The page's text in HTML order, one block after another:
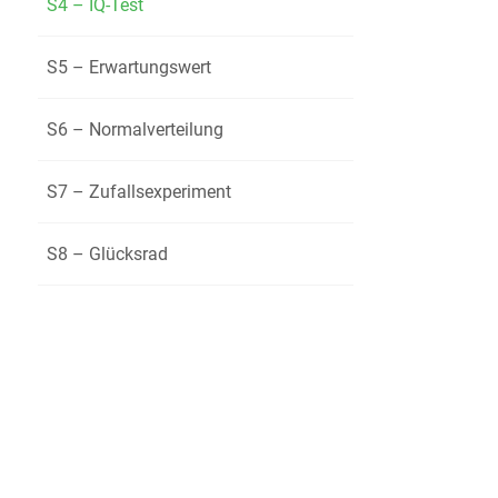
S4 – IQ-Test
S5 – Erwartungswert
S6 – Normalverteilung
S7 – Zufallsexperiment
S8 – Glücksrad
Gib